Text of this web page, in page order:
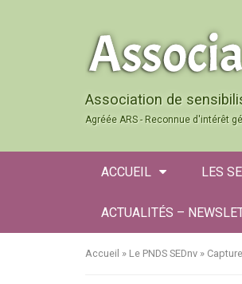
Association de
Agréée ARS - Reconnue d'intérêt
ACCUEIL LES
ACTUALITÉS –
Accueil » Le PNDS SEDnv »